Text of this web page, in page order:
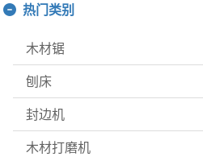
热门类别
木材锯
刨床
封边机
木材打磨机